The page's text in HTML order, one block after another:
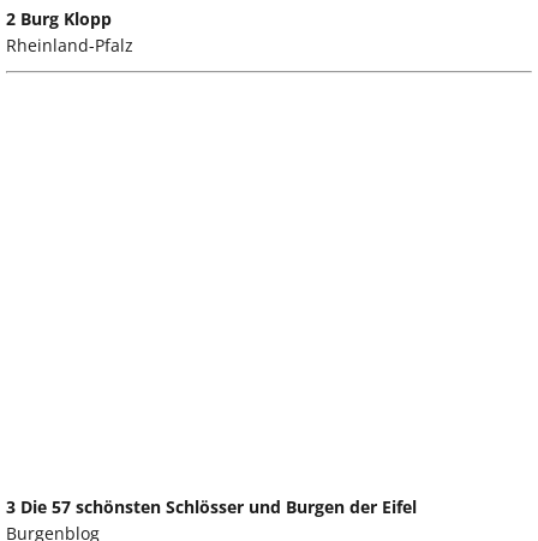
2 Burg Klopp
Rheinland-Pfalz
3 Die 57 schönsten Schlösser und Burgen der Eifel
Burgenblog